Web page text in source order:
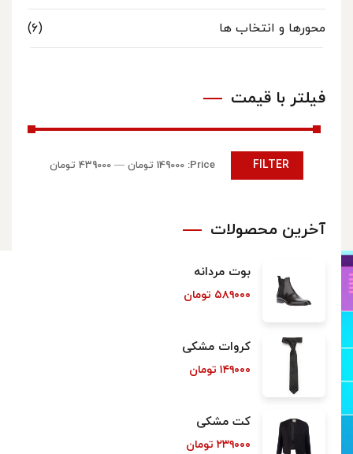
محورها و انتخاب ها (۶)
فیلتر با قیمت
FILTER
Price: 149000 تومان — 439000 تومان
آخرین محصولات
بوت مردانه
۵۸۹۰۰۰ تومان
کروات مشکی
۱۴۹۰۰۰ تومان
کت مشکی
۲۳۹۰۰۰ تومان